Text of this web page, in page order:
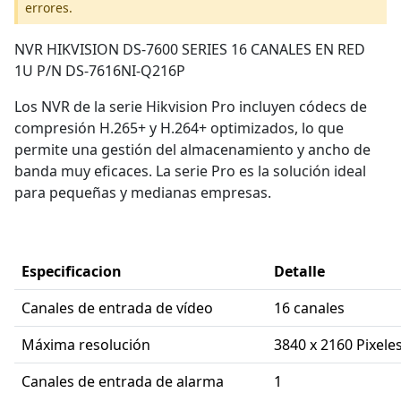
errores.
NVR HIKVISION DS-7600 SERIES 16 CANALES EN RED
1U P/N DS-7616NI-Q216P
Los NVR de la serie Hikvision Pro incluyen códecs de
compresión H.265+ y H.264+ optimizados, lo que
permite una gestión del almacenamiento y ancho de
banda muy eficaces. La serie Pro es la solución ideal
para pequeñas y medianas empresas.
Especificacion
Detalle
Canales de entrada de vídeo
16 canales
Máxima resolución
3840 x 2160
Canales de entrada de alarma
1